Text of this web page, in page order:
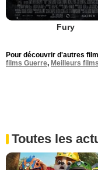
Fury
Pour découvrir d'autres
films Guerre, Meilleurs
Toutes les